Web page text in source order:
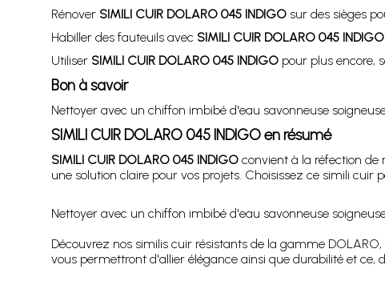
Rénover SIMILI CUIR DOLARO 045 INDIGOsur des sièges
Habiller des fauteuils avec SIMILI CUIR DOLARO 045 INDIGO
Utiliser SIMILI CUIR DOLARO 045 INDIGOpour plus encore,
Bon à savoir
Nettoyer avec un chiffon imbibé d'eau savonneuse
SIMILI CUIR DOLARO 045 INDIGOen résumé
SIMILI CUIR DOLARO 045 INDIGOconvient à la réfection de
une solution claire pour vos projets. Choisissez ce simili cuir
Nettoyer avec un chiffon imbibé d'eau savonneuse
Découvrez nos similis cuir résistants de la gamme
vous permettront d'allier élégance ainsi que durabilité et